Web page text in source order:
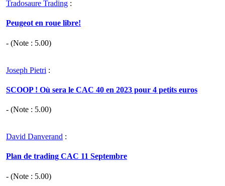
Tradosaure Trading :
Peugeot en roue libre!
- (Note : 5.00)
Joseph Pietri :
SCOOP ! Où sera le CAC 40 en 2023 pour 4 petits euros
- (Note : 5.00)
David Danverand :
Plan de trading CAC 11 Septembre
- (Note : 5.00)